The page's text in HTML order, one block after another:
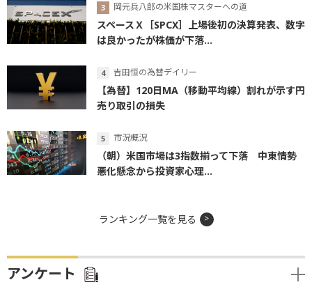
岡元兵八郎の米国株マスターへの道
スペースＸ［SPCX］上場後初の決算発表、数字
は良かったが株価が下落...
吉田恒の為替デイリー
【為替】120日MA（移動平均線）割れが示す円
売り取引の損失
市況概況
（朝）米国市場は3指数揃って下落 中東情勢
悪化懸念から投資家心理...
ランキング一覧を見る
アンケート